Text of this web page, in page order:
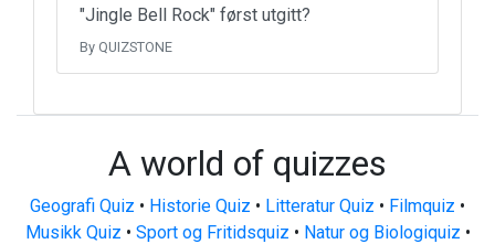
"Jingle Bell Rock" først utgitt?
By QUIZSTONE
A world of quizzes
Geografi Quiz • Historie Quiz • Litteratur Quiz • Filmquiz •
Musikk Quiz • Sport og Fritidsquiz • Natur og Biologiquiz •